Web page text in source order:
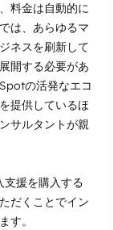
料金は自動的に
は、あらゆるマ
ネスを刷新して
開する必要があ
の活発なエコ
提供しているほ
サルタントが親
援を購入する
だくことでイン
す。